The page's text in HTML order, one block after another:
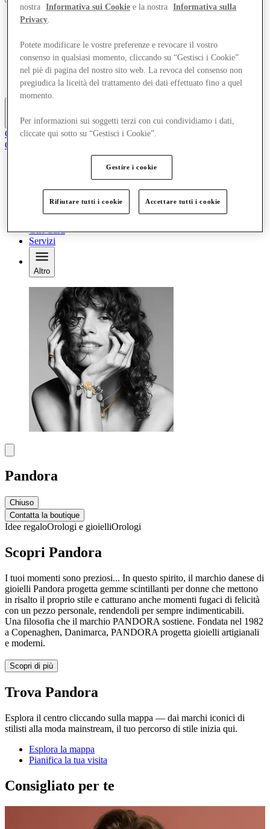
Offerte
Cosa c'è
Mangia e Bevi
Gift Card
Servizi
Altro
Club
Oggetti salvati
Pianifica la tua visita
Gift Card
Servizi
Altro
Pandora
Chiuso
Contatta la boutique
Idee regaloOrologi e gioielliOrologi
Scopri Pandora
I tuoi momenti sono preziosi... In questo spirito, il marchio danese di
gioielli Pandora progetta gemme scintillanti per donne che mettono
in risalto il proprio stile e catturano anche momenti fugaci di felicità
con un pezzo personale, rendendoli per sempre indimenticabili.
Una filosofia che il marchio PANDORA sostiene. Fondata nel 1982
a Copenaghen, Danimarca, PANDORA progetta gioielli artigianali
e moderni.
Scopri di più
Trova Pandora
Esplora il centro cliccando sulla mappa — dai marchi iconici di
stilisti alla moda mainstream, il tuo percorso di stile inizia qui.
Esplora la mappa
Pianifica la tua visita
Consigliato per te
nostra
Informativa sui Cookie e la nostra
Informativa sulla
Privacy.
Potete modificare le vostre preferenze e revocare il vostro
consenso in qualsiasi momento, cliccando su “Gestisci i Cookie”
nel piè di pagina del nostro sito web. La revoca del consenso non
pregiudica la liceità del trattamento dei dati effettuato fino a quel
momento.
Per informazioni sui soggetti terzi con cui condividiamo i dati,
cliccate qui sotto su “Gestisci i Cookie”.
Gestire i cookie
Rifiutare tutti i cookie Accettare tutti i cookie